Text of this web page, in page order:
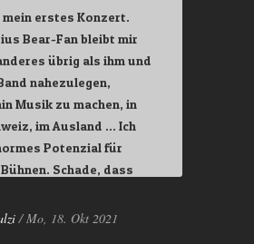
mein erstes Konzert.
Bear-Fan bleibt mir
übrig als ihm und
nahezulegen,
Musik zu machen, in
im Ausland … Ich
Potenzial für
Schade, dass
Marius noch nie live
/ Mo, 18. Okt 2021